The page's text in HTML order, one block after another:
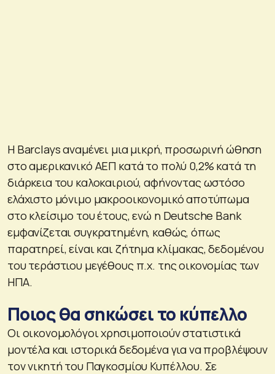
Η Barclays αναμένει μια μικρή, προσωρινή ώθηση
στο αμερικανικό ΑΕΠ κατά το πολύ 0,2% κατά τη
διάρκεια του καλοκαιριού, αφήνοντας ωστόσο
ελάχιστο μόνιμο μακροοικονομικό αποτύπωμα
στο κλείσιμο του έτους, ενώ η Deutsche Bank
εμφανίζεται συγκρατημένη, καθώς, όπως
παρατηρεί, είναι και ζήτημα κλίμακας, δεδομένου
του τεράστιου μεγέθους π.χ. της οικονομίας των
ΗΠΑ.
Ποιος θα σηκώσει το κύπελλο
Οι οικονομολόγοι χρησιμοποιούν στατιστικά
μοντέλα και ιστορικά δεδομένα για να προβλέψουν
τον νικητή του Παγκοσμίου Κυπέλλου. Σε